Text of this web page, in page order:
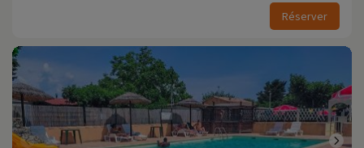
Réserver